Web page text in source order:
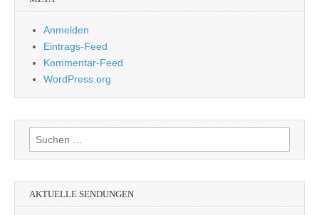
Anmelden
Eintrags-Feed
Kommentar-Feed
WordPress.org
Suchen
nach:
AKTUELLE SENDUNGEN